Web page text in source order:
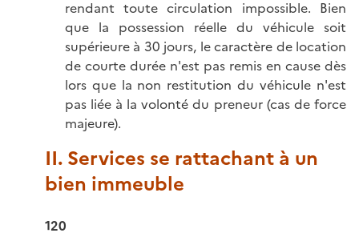
rendant toute circulation impossible. Bien
que la possession réelle du véhicule soit
supérieure à 30 jours, le caractère de location
de courte durée n'est pas remis en cause dès
lors que la non restitution du véhicule n'est
pas liée à la volonté du preneur (cas de force
majeure).
II. Services se rattachant à un
bien immeuble
120